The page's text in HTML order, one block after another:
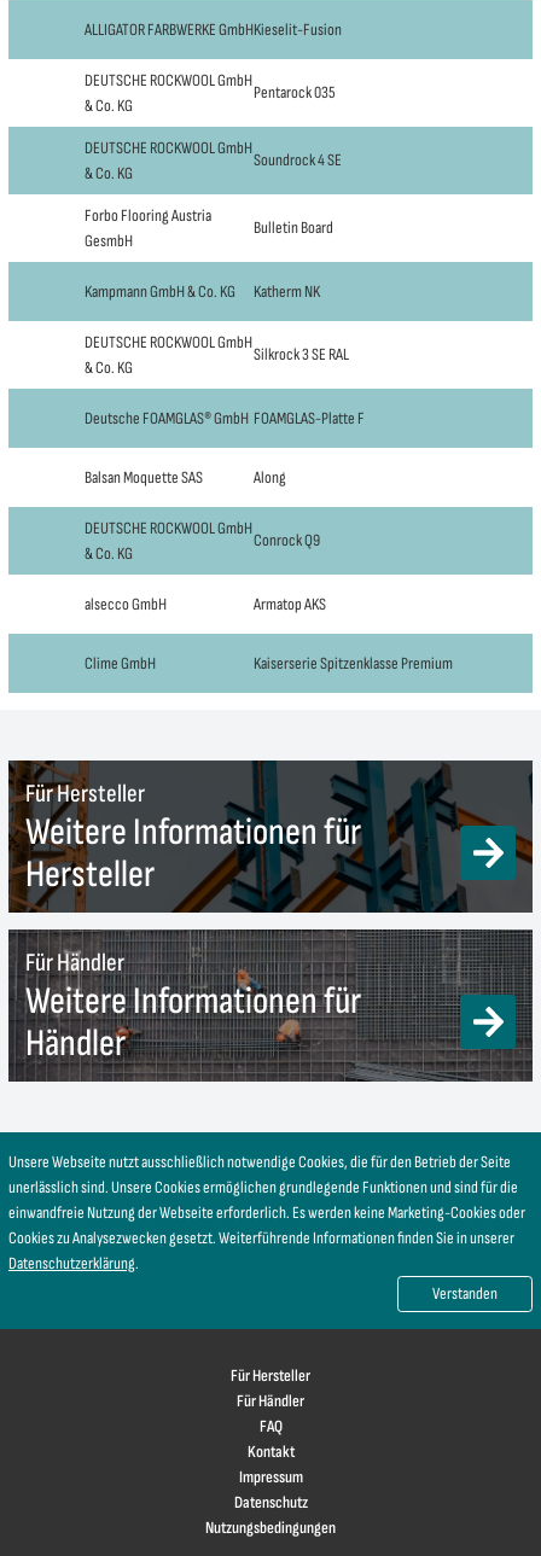
ALLIGATOR FARBWERKE GmbHKieselit-Fusion
DEUTSCHE ROCKWOOL GmbH
& Co. KG
Pentarock 035
DEUTSCHE ROCKWOOL GmbH
& Co. KG
Soundrock 4 SE
Forbo Flooring Austria
GesmbH
Bulletin Board
Kampmann GmbH & Co. KG Katherm NK
DEUTSCHE ROCKWOOL GmbH
& Co. KG
Silkrock 3 SE RAL
Deutsche FOAMGLAS® GmbH FOAMGLAS-Platte F
Balsan Moquette SAS Along
DEUTSCHE ROCKWOOL GmbH
& Co. KG
Conrock Q9
alsecco GmbH Armatop AKS
Clime GmbH Kaiserserie Spitzenklasse Premium
Für Hersteller
Weitere Informationen für
Hersteller
Für Händler
Weitere Informationen für
Händler
Unsere Webseite nutzt ausschließlich notwendige Cookies, die für den Betrieb der Seite
unerlässlich sind. Unsere Cookies ermöglichen grundlegende Funktionen und sind für die
einwandfreie Nutzung der Webseite erforderlich. Es werden keine Marketing-Cookies oder
Cookies zu Analysezwecken gesetzt. Weiterführende Informationen finden Sie in unserer
Datenschutzerklärung.
Verstanden
Für Hersteller
Für Händler
FAQ
Kontakt
Impressum
Datenschutz
Nutzungsbedingungen